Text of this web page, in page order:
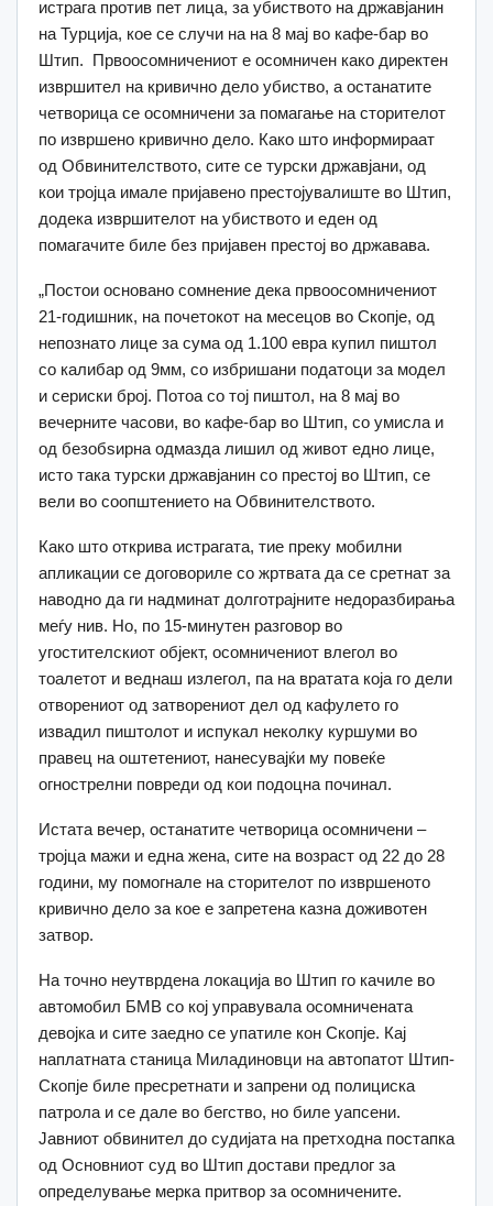
истрага против пет лица, за убиството на државјанин
на Турција, кое се случи на на 8 мај во кафе-бар во
Штип. Првоосомничениот е осомничен како директен
извршител на кривично дело убиство, а останатите
четворица се осомничени за помагање на сторителот
по извршено кривично дело. Како што информираат
од Обвинителството, сите се турски државјани, од
кои тројца имале пријавено престојувалиште во Штип,
додека извршителот на убиството и еден од
помагачите биле без пријавен престој во државава.
„Постои основано сомнение дека првоосомничениот
21-годишник, на почетокот на месецов во Скопје, од
непознато лице за сума од 1.100 евра купил пиштол
со калибар од 9мм, со избришани податоци за модел
и сериски број. Потоа со тој пиштол, на 8 мај во
вечерните часови, во кафе-бар во Штип, со умисла и
од безобѕирна одмазда лишил од живот едно лице,
исто така турски државјанин со престој во Штип, се
вели во соопштението на Обвинителството.
Како што открива истрагата, тие преку мобилни
апликации се договориле со жртвата да се сретнат за
наводно да ги надминат долготрајните недоразбирања
меѓу нив. Но, по 15-минутен разговор во
угостителскиот објект, осомничениот влегол во
тоалетот и веднаш излегол, па на вратата која го дели
отворениот од затворениот дел од кафулето го
извадил пиштолот и испукал неколку куршуми во
правец на оштетениот, нанесувајќи му повеќе
огнострелни повреди од кои подоцна починал.
Истата вечер, останатите четворица осомничени –
тројца мажи и една жена, сите на возраст од 22 до 28
години, му помогнале на сторителот по извршеното
кривично дело за кое е запретена казна доживотен
затвор.
На точно неутврдена локација во Штип го качиле во
автомобил БМВ со кој управувала осомничената
девојка и сите заедно се упатиле кон Скопје. Кај
наплатната станица Миладиновци на автопатот Штип-
Скопје биле пресретнати и запрени од полициска
патрола и се дале во бегство, но биле уапсени.
Јавниот обвинител до судијата на претходна постапка
од Основниот суд во Штип достави предлог за
определување мерка притвор за осомничените.